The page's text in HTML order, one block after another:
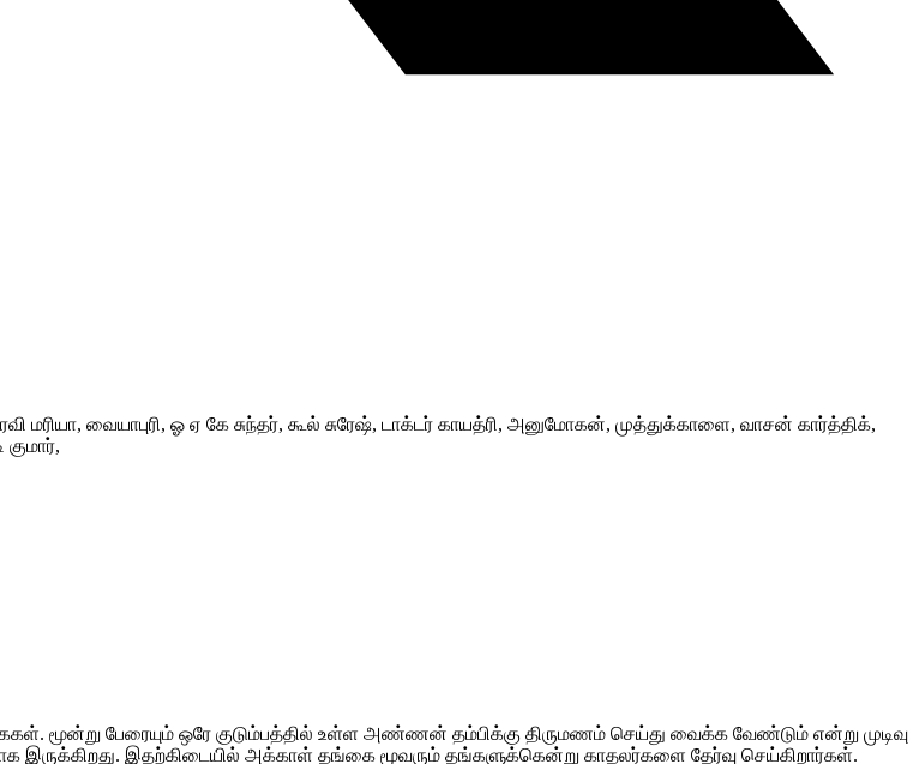
மரியா, வையாபுரி, ஓ ஏ கே சுந்தர், கூல் சுரேஷ், டாக்டர் காயத்ரி, அனுமோகன், முத்துக்காளை, வாசன் கார்த்திக்,
மூன்று பேரையும் ஒரே குடும்பத்தில் உள்ள அண்ணன் தம்பிக்கு திருமணம் செய்து வைக்க வேண்டும் என்று முடிவு
இருக்கிறது. இதற்கிடையில் அக்காள் தங்கை மூவரும் தங்களுக்கென்று காதலர்களை தேர்வு செய்கிறார்கள்.